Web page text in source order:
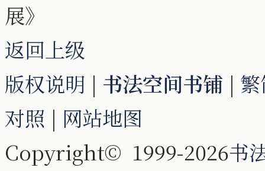
展》
返回上级
版权说明 | 书法空间书铺 |
对照 | 网站地图
Copyright© 1999-2026书